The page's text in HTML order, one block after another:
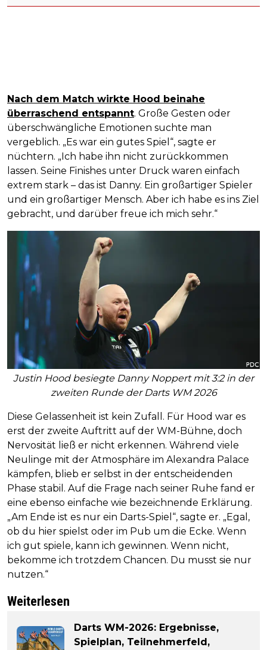
Nach dem Match wirkte Hood beinahe
überraschend entspannt. Große Gesten oder
überschwängliche Emotionen suchte man
vergeblich. „Es war ein gutes Spiel“, sagte er
nüchtern. „Ich habe ihn nicht zurückkommen
lassen. Seine Finishes unter Druck waren einfach
extrem stark – das ist Danny. Ein großartiger Spieler
und ein großartiger Mensch. Aber ich habe es ins Ziel
gebracht, und darüber freue ich mich sehr.“
Justin Hood besiegte Danny Noppert mit 3:2 in der
zweiten Runde der Darts WM 2026
Diese Gelassenheit ist kein Zufall. Für Hood war es
erst der zweite Auftritt auf der WM-Bühne, doch
Nervosität ließ er nicht erkennen. Während viele
Neulinge mit der Atmosphäre im Alexandra Palace
kämpfen, blieb er selbst in der entscheidenden
Phase stabil. Auf die Frage nach seiner Ruhe fand er
eine ebenso einfache wie bezeichnende Erklärung.
„Am Ende ist es nur ein Darts-Spiel“, sagte er. „Egal,
ob du hier spielst oder im Pub um die Ecke. Wenn
ich gut spiele, kann ich gewinnen. Wenn nicht,
bekomme ich trotzdem Chancen. Du musst sie nur
nutzen.“
Weiterlesen
Darts WM-2026: Ergebnisse,
Spielplan, Teilnehmerfeld,